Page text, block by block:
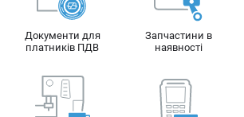
Заміна форсунок
Заміна дросельної заслінки
Документи для
платників ПДВ
Запчастини в
наявності